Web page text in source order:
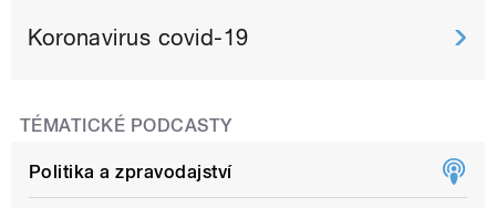
Koronavirus covid-19
TÉMATICKÉ PODCASTY
Politika a zpravodajství